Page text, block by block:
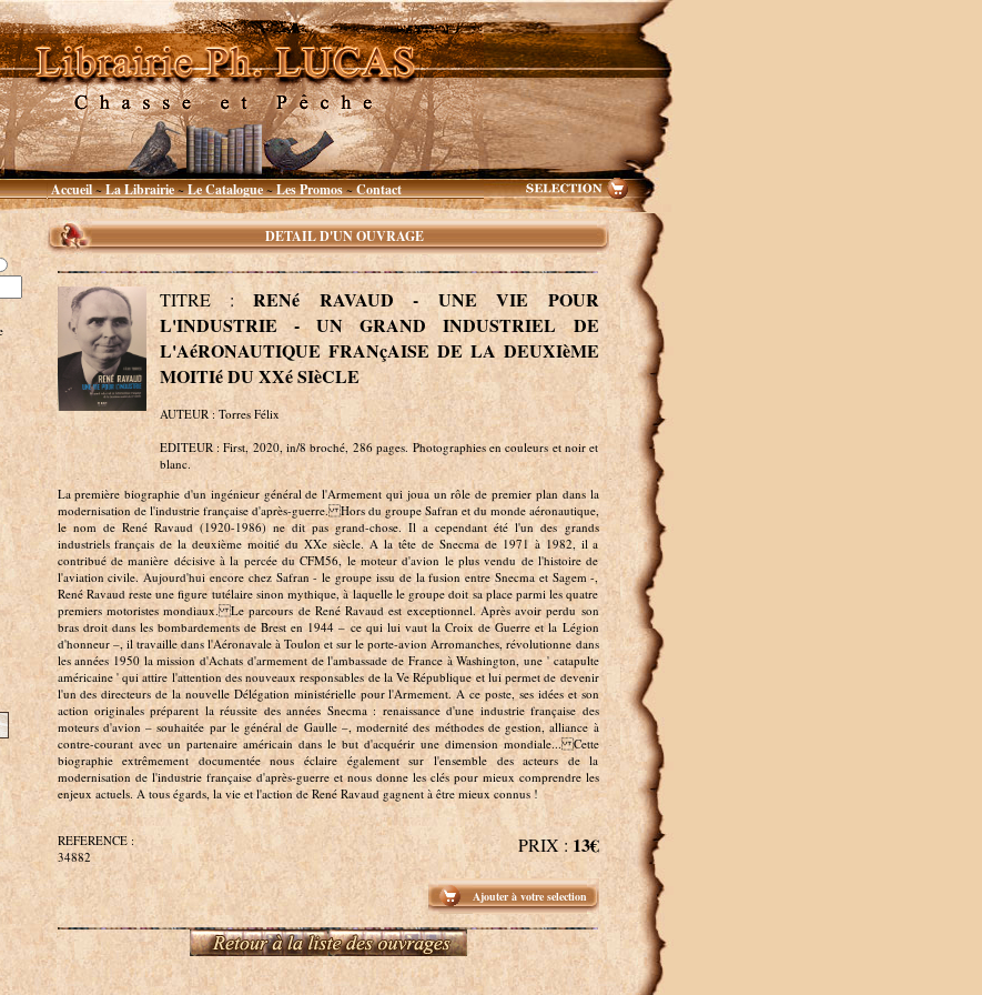
Accueil~La Librairie~Le Catalogue~Les Promos~Contact
DETAIL D'UN OUVRAGE
TITRE :RENé RAVAUD - UNE VIE POUR
L'INDUSTRIE - UN GRAND INDUSTRIEL DE
L'AéRONAUTIQUE FRANçAISE DE LA DEUXIèME
MOITIé DU XXé SIèCLE
AUTEUR : Torres Félix
EDITEUR : First, 2020, in/8 broché, 286 pages. Photographies en couleurs et noir et
blanc.
La première biographie d'un ingénieur général de l'Armement qui joua un rôle de premier plan dans la
modernisation de l'industrie française d'après-guerre. Hors du groupe Safran et du monde aéronautique,
le nom de René Ravaud (1920-1986) ne dit pas grand-chose. Il a cependant été l'un des grands
industriels français de la deuxième moitié du XXe siècle. A la tête de Snecma de 1971 à 1982, il a
contribué de manière décisive à la percée du CFM56, le moteur d'avion le plus vendu de l'histoire de
l'aviation civile. Aujourd'hui encore chez Safran - le groupe issu de la fusion entre Snecma et Sagem -,
René Ravaud reste une figure tutélaire sinon mythique, à laquelle le groupe doit sa place parmi les quatre
premiers motoristes mondiaux. Le parcours de René Ravaud est exceptionnel. Après avoir perdu son
bras droit dans les bombardements de Brest en 1944 – ce qui lui vaut la Croix de Guerre et la Légion
d'honneur –, il travaille dans l'Aéronavale à Toulon et sur le porte-avion Arromanches, révolutionne dans
les années 1950 la mission d'Achats d'armement de l'ambassade de France à Washington, une ' catapulte
américaine ' qui attire l'attention des nouveaux responsables de la Ve République et lui permet de devenir
l'un des directeurs de la nouvelle Délégation ministérielle pour l'Armement. A ce poste, ses idées et son
action originales préparent la réussite des années Snecma : renaissance d'une industrie française des
moteurs d'avion – souhaitée par le général de Gaulle –, modernité des méthodes de gestion, alliance à
contre-courant avec un partenaire américain dans le but d'acquérir une dimension mondiale... Cette
biographie extrêmement documentée nous éclaire également sur l'ensemble des acteurs de la
modernisation de l'industrie française d'après-guerre et nous donne les clés pour mieux comprendre les
enjeux actuels. A tous égards, la vie et l'action de René Ravaud gagnent à être mieux connus !
REFERENCE :
34882
PRIX : 13€
Ajouter à votre selection